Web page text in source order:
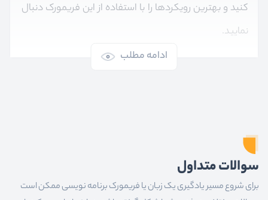
کنید و بهترین رویکردها را با استفاده از این فریمورک دنبال
نمایید.
هدف تسریع و تسهیل فرایند توسعه رابط کاربری
اپلیکیشن‌های مبتنی بر وب و حتی موبایل ایجاد شده
است. در فرایند ساخت ویوجی‌اس تمام ویژگی‌های ضروری
ادامه مطلب
سوالات متداول
برای شروع مسیر یادگیری یک زبان یا فریمورک برنامه نویسی ممکن است